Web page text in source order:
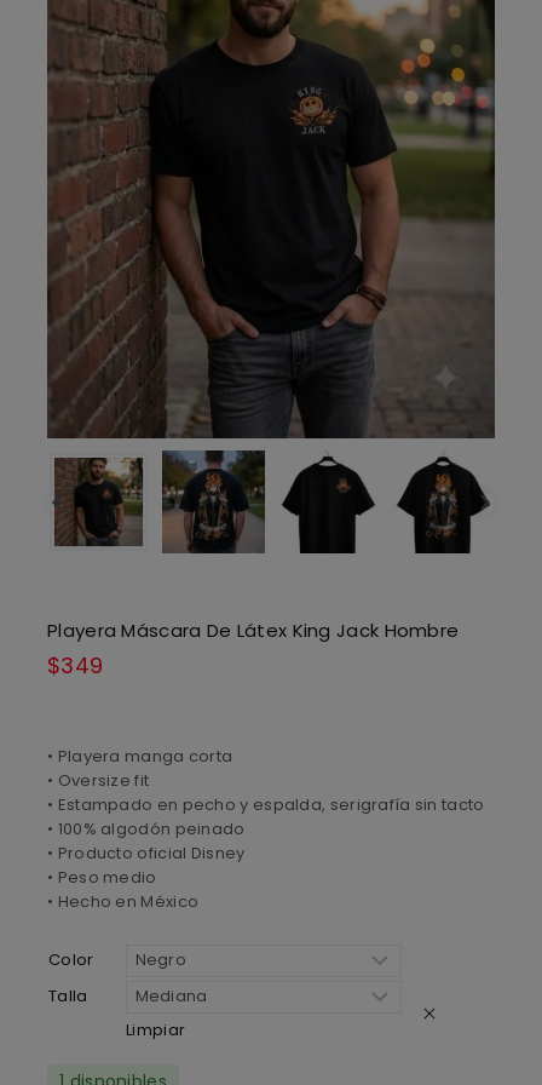
Playera Máscara De Látex King Jack Hombre
$349
• Playera manga corta
• Oversize fit
• Estampado en pecho y espalda, serigrafía sin tacto
• 100% algodón peinado
• Producto oficial Disney
• Peso medio
• Hecho en México
Color
Talla
Limpiar